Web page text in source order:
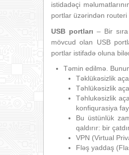
istidadəçi
portlar üzərindən routeri
USB portları – Bir
mövcud olan USB
portlar istifadə oluna
Təmin edilmə.
Təklükəsizlik
Təhlükəsizlik
Təhlukəsizlik
konfiqurasiya
Bu üstünlük
qaldırır: bir
VPN (Virtual
Fləş yaddaş